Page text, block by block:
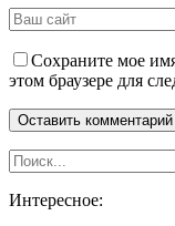
Сохраните мое
этом браузере для
Интересное: